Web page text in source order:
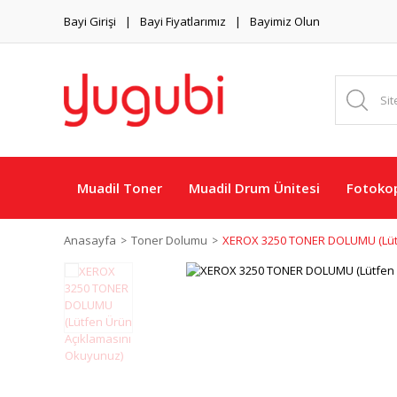
Bayi Girişi Bayi Fiyatlarımız Bayimiz Olun
Muadil Toner Muadil Drum Ünitesi
Anasayfa Toner Dolumu XEROX 3250 TONER DOLUMU